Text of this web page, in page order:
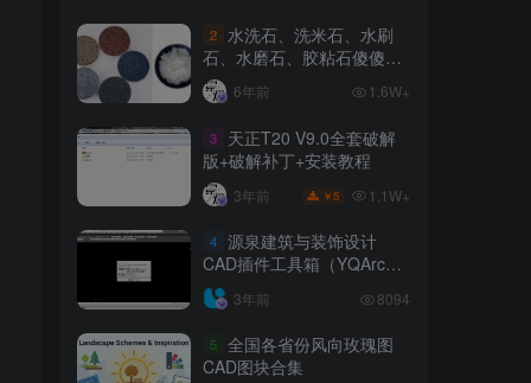
2
水洗石、洗米石、水刷
石、水磨石、胶粘石傻傻分
不清楚
6年前 1.6W+
3
天正T20 V9.0全套破解
版+破解补丁+安装教程
3年前 ￥5 1.1W+
4 源泉建筑与装饰设计
CAD插件工具箱（YQArch
6.7.4）
3年前 8094
5 全国各省份风向玫瑰图
CAD图块合集